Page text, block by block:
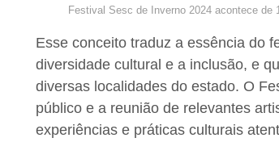
Festival Sesc de Inverno 2024 acontece de
Esse conceito traduz a essência do
diversidade cultural e a inclusão, e
diversas localidades do estado. O
público e a reunião de relevantes
experiências e práticas culturais